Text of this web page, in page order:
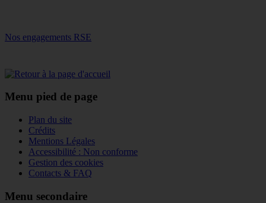
Nos engagements RSE
Menu pied de page
Plan du site
Crédits
Mentions Légales
Accessibilité : Non conforme
Gestion des cookies
Contacts & FAQ
Menu secondaire